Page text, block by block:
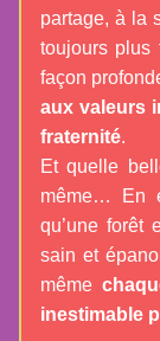
partage, à la
toujours plus
façon
aux valeurs
fraternité.
Et quelle
même… En
qu’une forêt
sain et
même
inestimable